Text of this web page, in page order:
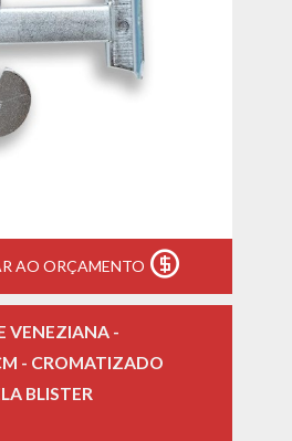
AO ORÇAMENTO
VENEZIANA -
- CROMATIZADO
BLISTER